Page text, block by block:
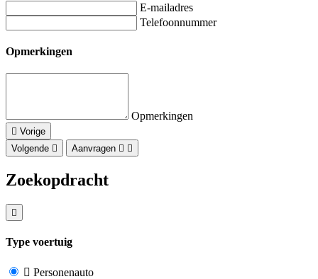
E-mailadres
Telefoonnummer
Opmerkingen
Opmerkingen
Vorige
Volgende
Aanvragen
Zoekopdracht
Type voertuig
Personenauto